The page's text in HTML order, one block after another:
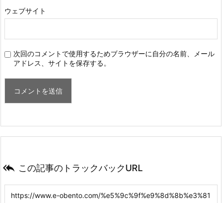
ウェブサイト
次回のコメントで使用するためブラウザーに自分の名前、メール
アドレス、サイトを保存する。
 この記事のトラックバックURL